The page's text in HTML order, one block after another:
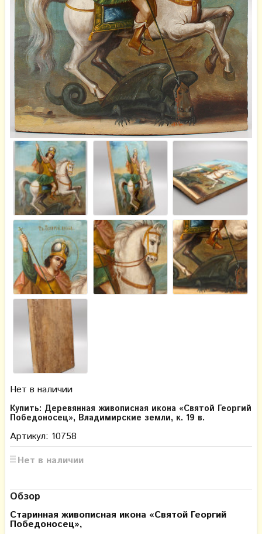
Нет в наличии
Купить: Деревянная живописная икона «Святой Георгий
Победоносец», Владимирские земли, к. 19 в.
Артикул: 10758
Нет в наличии
Обзор
Старинная живописная икона «Святой Георгий
Победоносец»,